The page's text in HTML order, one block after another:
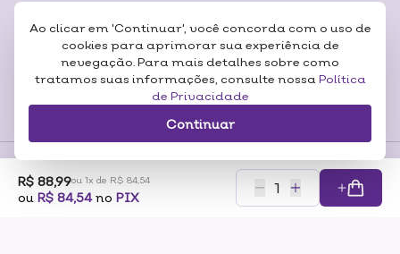
Ao clicar em 'Continuar', você concorda com o uso de
cookies para aprimorar sua experiência de
nevegação. Para mais detalhes sobre como
tratamos suas informações, consulte nossa Política
de Privacidade
Continuar
R$ 88,99ou 1x de R$ 84,54
ou R$ 84,54no PIX
Certificados